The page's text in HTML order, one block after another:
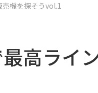
売機を探そうvol.1
高ライ